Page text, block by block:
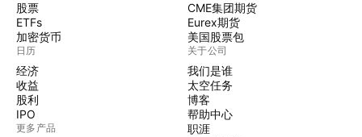
股票
ETFs
加密货币
日历
经济
收益
股利
IPO
更多产品
CME集团期货
Eurex期货
美国股票包
关于公司
我们是谁
太空任务
博客
帮助中心
职涯